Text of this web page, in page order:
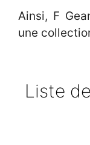
Ainsi, F
une
Liste